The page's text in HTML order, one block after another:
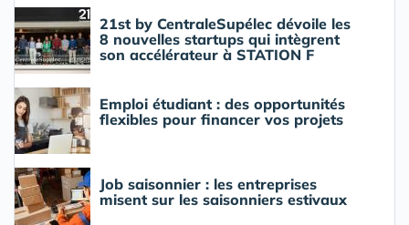
21st by CentraleSupélec dévoile les
8 nouvelles startups qui intègrent
son accélérateur à STATION F
Emploi étudiant : des opportunités
flexibles pour financer vos projets
Job saisonnier : les entreprises
misent sur les saisonniers estivaux